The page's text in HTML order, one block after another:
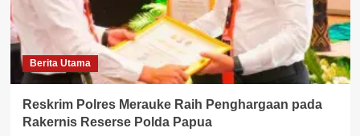
Berita Utama
Reskrim Polres Merauke Raih Penghargaan pada
Rakernis Reserse Polda Papua